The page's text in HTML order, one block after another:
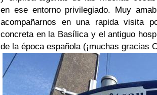
en ese entorno privilegiado. Muy
acompañarnos en una rapida visita
concreta en la Basílica y el antiguo
de la época española (¡muchas gracias